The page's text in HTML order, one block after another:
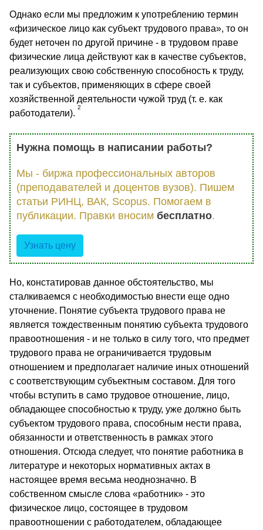
Однако если мы предложим к употреблению термин
«физическое лицо как субъект трудового права», то он
будет неточен по другой причине - в трудовом праве
физические лица действуют как в качестве субъектов,
реализующих свою собственную способность к труду,
так и субъектов, применяющих в сфере своей
хозяйственной деятельности чужой труд (т. е. как
работодатели).
2
Нужна помощь в написании работы?
Мы - биржа профессиональных авторов
(преподавателей и доцентов вузов). Пишем
статьи РИНЦ, ВАК, Scopus. Помогаем в
публикации. Правки вносим бесплатно.
Узнать цену
Но, констатировав данное обстоятельство, мы
сталкиваемся с необходимостью внести еще одно
уточнение. Понятие субъекта трудового права не
является тождественным понятию субъекта трудового
правоотношения - и не только в силу того, что предмет
трудового права не ограничивается трудовым
отношением и предполагает наличие иных отношений
с соответствующим субъектным составом. Для того
чтобы вступить в само трудовое отношение, лицо,
обладающее способностью к труду, уже должно быть
субъектом трудового права, способным нести права,
обязанности и ответственность в рамках этого
отношения. Отсюда следует, что понятие работника в
литературе и некоторых нормативных актах в
настоящее время весьма неоднозначно. В
собственном смысле слова «работник» - это
физическое лицо, состоящее в трудовом
правоотношении с работодателем, обладающее